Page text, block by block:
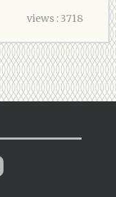
views : 3718